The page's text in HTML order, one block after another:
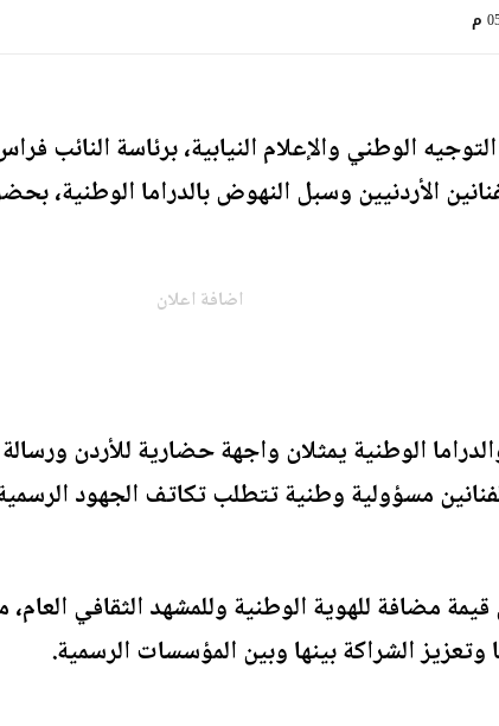
م
الوطني والإعلام النيابية، برئاسة النائب
الأردنيين وسبل النهوض بالدراما الوطنية،
اضافة اعلان
الوطنية يمثلان واجهة حضارية للأردن
مسؤولية وطنية تتطلب تكاتف الجهود الرسمية
مضافة للهوية الوطنية وللمشهد الثقافي
وتعزيز الشراكة بينها وبين المؤسسات الرسمية.